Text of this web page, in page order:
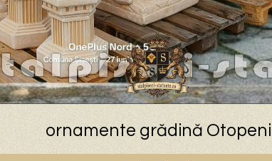
ornamente grădină Otopeni